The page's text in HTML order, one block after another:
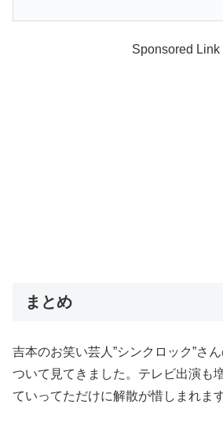
Sponsored Link
まとめ
吉本のお笑い芸人”シンクロック”さ
ついて見てきました。テレビ出演も
ていってただけに解散が惜しまれます